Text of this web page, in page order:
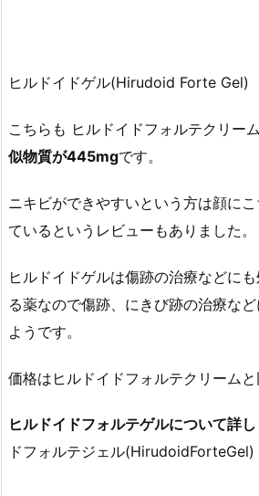
ヒルドイドゲル(Hirudoid Forte Gel)
こちらも ヒルドイドフォルテクリー
似物質が445mgです。
ニキビができやすいという方は顔に
ているというレビューもありました。
ヒルドイドゲルは傷跡の治療などに
る薬なので傷跡、にきび跡の治療な
ようです。
価格はヒルドイドフォルテクリームと
ヒルドイドフォルテゲルについて詳
ドフォルテジェル(HirudoidForteGel)